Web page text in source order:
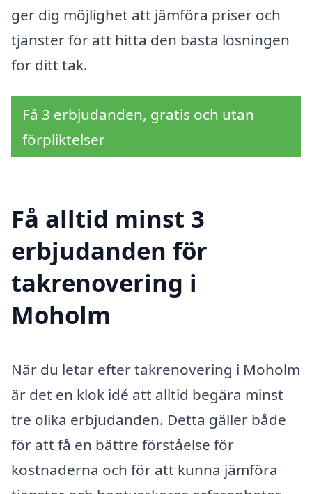
ger dig möjlighet att jämföra priser och
tjänster för att hitta den bästa lösningen
för ditt tak.
Få 3 erbjudanden, gratis och utan
förpliktelser
Få alltid minst 3
erbjudanden för
takrenovering i
Moholm
När du letar efter takrenovering i Moholm
är det en klok idé att alltid begära minst
tre olika erbjudanden. Detta gäller både
för att få en bättre förståelse för
kostnaderna och för att kunna jämföra